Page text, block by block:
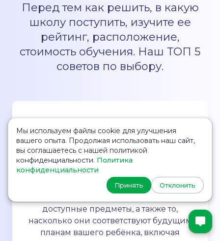
Перед тем как решить, в какую
школу поступить, изучите ее
рейтинг, расположение,
стоимость обучения. Наш ТОП 5
советов по выбору.
Учебные программы и
предметы
доступные предметы, а также то,
насколько они соответствуют будущим
планам вашего ребёнка, включая
Мы используем файлы cookie для улучшения
вашего опыта. Продолжая использовать наш сайт,
вы соглашаетесь с нашей политикой
конфиденциальности. Политика
конфиденциальности
Принять Отклонить